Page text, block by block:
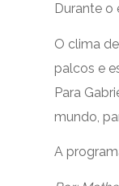
Durante
O clima
palcos e
Para
mundo,
A